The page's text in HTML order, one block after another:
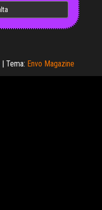
| Tema: Envo Magazine